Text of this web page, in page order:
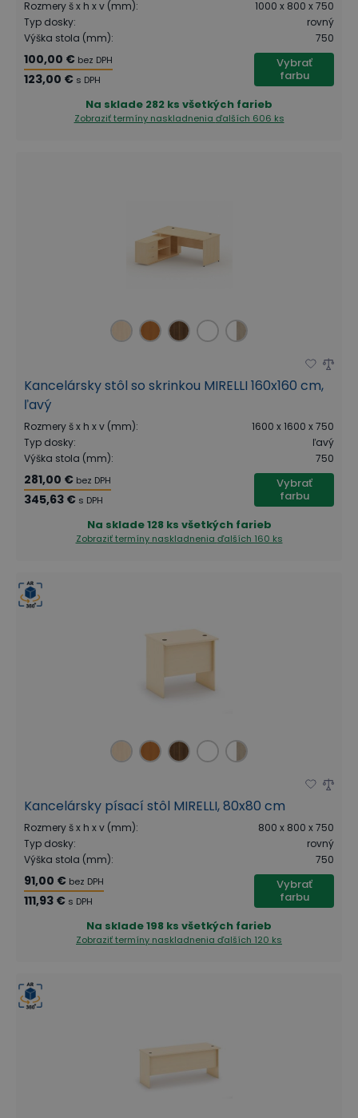
Rozmery š x h x v (mm):
1000 x 800 x 750
Typ dosky:
rovný
Výška stola (mm): 750
100,00 € bez DPH
123,00 € s DPH
Vybrať
farbu
Na sklade 282 ks všetkých farieb
Zobraziť termíny naskladnenia ďalších 606 ks
Kancelársky stôl so skrinkou MIRELLI 160x160 cm,
ľavý
Rozmery š x h x v (mm):
1600 x 1600 x 750
Typ dosky:
ľavý
Výška stola (mm): 750
281,00 € bez DPH
345,63 € s DPH
Vybrať
farbu
Na sklade128 ks všetkých farieb
Zobraziť termíny naskladnenia ďalších 160 ks
Kancelársky písací stôl MIRELLI, 80x80 cm
Rozmery š x h x v (mm):
800 x 800 x 750
Typ dosky:
rovný
Výška stola (mm): 750
91,00 € bez DPH
111,93 € s DPH
Vybrať
farbu
Na sklade198 ks všetkých farieb
Zobraziť termíny naskladnenia ďalších 120 ks